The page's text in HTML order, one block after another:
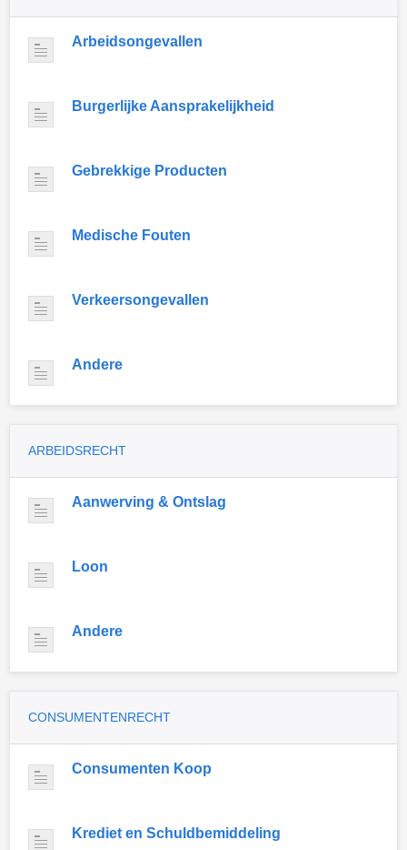
Arbeidsongevallen
Burgerlijke Aansprakelijkheid
Gebrekkige Producten
Medische Fouten
Verkeersongevallen
Andere
ARBEIDSRECHT
Aanwerving & Ontslag
Loon
Andere
CONSUMENTENRECHT
Consumenten Koop
Krediet en Schuldbemiddeling